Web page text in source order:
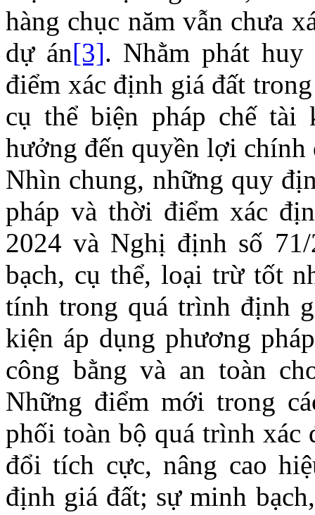
hàng chục năm vẫn chưa
dự án[3]. Nhằm phát
điểm xác định giá đất
cụ thể biện pháp chế tài
hưởng đến quyền lợi chính
Nhìn chung, những quy
pháp và thời điểm xác
2024 và Nghị định số
bạch, cụ thể, loại trừ tốt
tính trong quá trình định
kiện áp dụng phương
công bằng và an toàn
Những điểm mới trong
phối toàn bộ quá trình xác
đổi tích cực, nâng cao
định giá đất; sự minh